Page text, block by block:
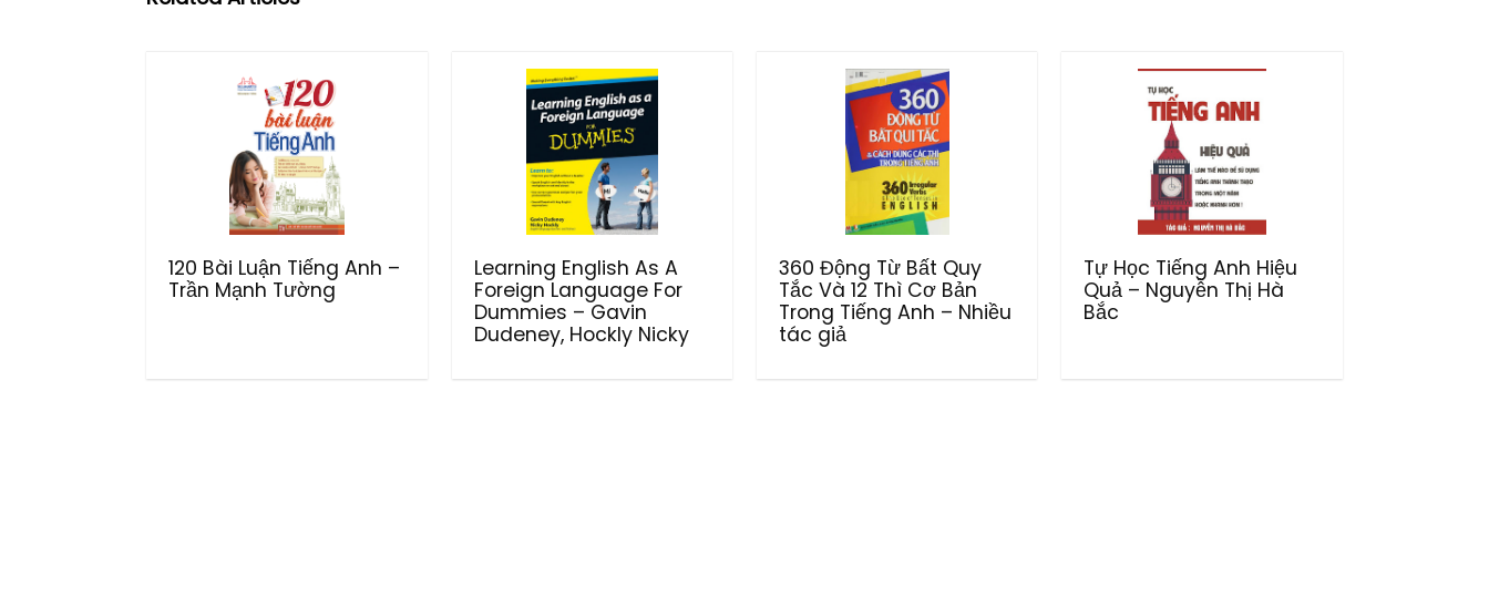
120 Bài Luận Tiếng Anh –
Trần Mạnh Tường
Learning English As A
Foreign Language For
Dummies – Gavin
Dudeney, Hockly Nicky
360 Động Từ Bất Quy
Tắc Và 12 Thì Cơ Bản
Trong Tiếng Anh – Nhiều
tác giả
Tự Học Tiếng Anh Hiệu
Quả – Nguyễn Thị Hà
Bắc